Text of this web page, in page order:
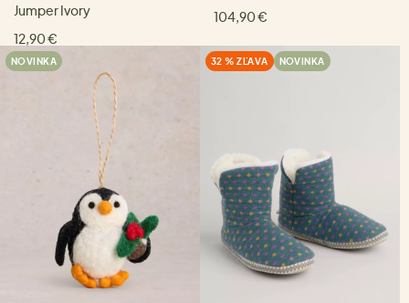
Jumper Ivory
12,90 €
104,90 €
NOVINKA 32 % ZĽAVA NOVINKA